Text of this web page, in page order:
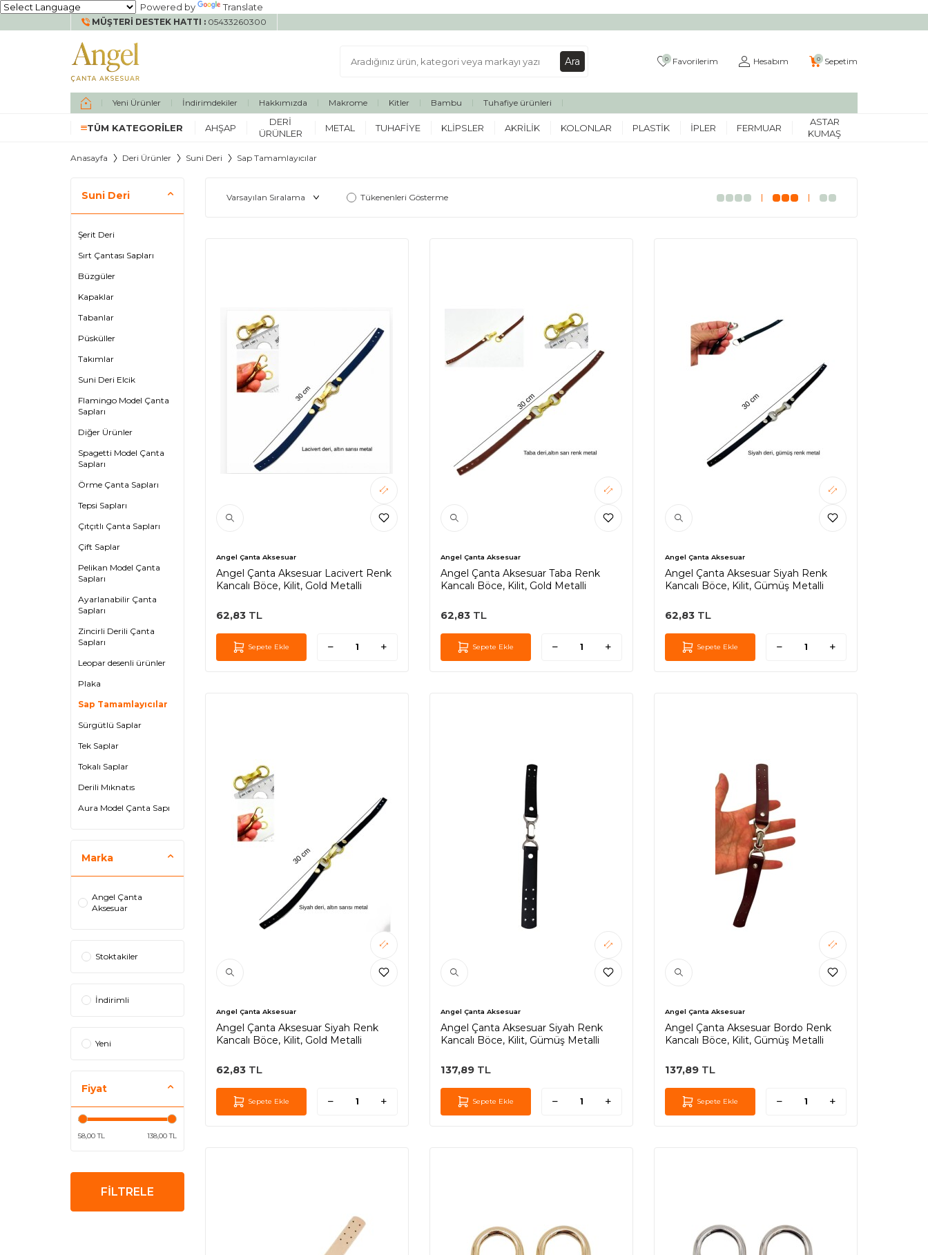
Powered by Translate
MÜŞTERI DESTEK HATTI : 05433260300
Ara 0 Favorilerim Hesabım 0 Sepetim
Yeni Ürünler İndirimdekiler Hakkımızda Makrome Kitler Bambu Tuhafiye ürünleri
TÜM KATEGORILER AHŞAP
DERI
ÜRÜNLER
METAL TUHAFIYE KLIPSLER AKRILIK KOLONLAR PLASTIK İPLER FERMUAR
ASTAR
KUMAŞ
Anasayfa Deri Ürünler Suni Deri Sap Tamamlayıcılar
Suni Deri
Şerit Deri
Sırt Çantası Sapları
Büzgüler
Kapaklar
Tabanlar
Püsküller
Takımlar
Suni Deri Elcik
Flamingo Model Çanta
Sapları
Diğer Ürünler
Spagetti Model Çanta
Sapları
Örme Çanta Sapları
Tepsi Sapları
Çıtçıtlı Çanta Sapları
Çift Saplar
Pelikan Model Çanta
Sapları
Ayarlanabilir Çanta
Sapları
Zincirli Derili Çanta
Sapları
Leopar desenli ürünler
Plaka
Sap Tamamlayıcılar
Sürgütlü Saplar
Tek Saplar
Tokalı Saplar
Derili Mıknatıs
Aura Model Çanta Sapı
Marka
Angel Çanta
Aksesuar
Stoktakiler
İndirimli
Yeni
Fiyat
58,00 TL 138,00 TL
FİLTRELE
Tükenenleri Gösterme
Angel Çanta Aksesuar
Angel Çanta Aksesuar Lacivert Renk
Kancalı Böce, Kilit, Gold Metalli
62,83 TL
Sepete Ekle
Angel Çanta Aksesuar
Angel Çanta Aksesuar Taba Renk
Kancalı Böce, Kilit, Gold Metalli
62,83TL
Sepete Ekle
Angel Çanta Aksesuar
Angel Çanta Aksesuar Siyah Renk
Kancalı Böce, Kilit, Gümüş Metalli
62,83TL
Sepete Ekle
Angel Çanta Aksesuar
Angel Çanta Aksesuar Siyah Renk
Kancalı Böce, Kilit, Gold Metalli
62,83 TL
Sepete Ekle
Angel Çanta Aksesuar
Angel Çanta Aksesuar Siyah Renk
Kancalı Böce, Kilit, Gümüş Metalli
137,89TL
Sepete Ekle
Angel Çanta Aksesuar
Angel Çanta Aksesuar Bordo Renk
Kancalı Böce, Kilit, Gümüş Metalli
137,89TL
Sepete Ekle